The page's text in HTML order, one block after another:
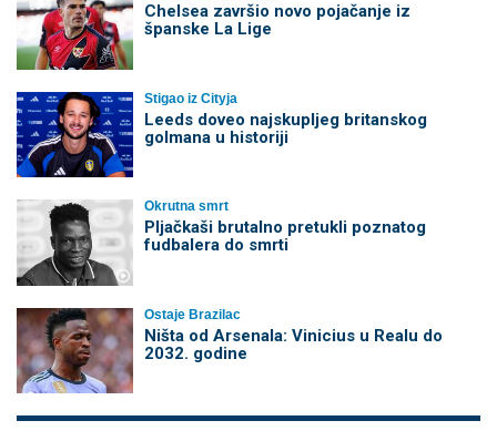
Chelsea završio novo pojačanje iz
španske La Lige
Stigao iz Cityja
Leeds doveo najskupljeg britanskog
golmana u historiji
Okrutna smrt
Pljačkaši brutalno pretukli poznatog
fudbalera do smrti
Ostaje Brazilac
Ništa od Arsenala: Vinicius u Realu do
2032. godine